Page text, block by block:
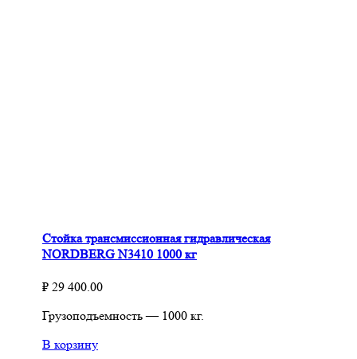
Стойка трансмиссионная гидравлическая
NORDBERG N3410 1000 кг
₽ 29 400.00
Грузоподъемность — 1000 кг.
В корзину